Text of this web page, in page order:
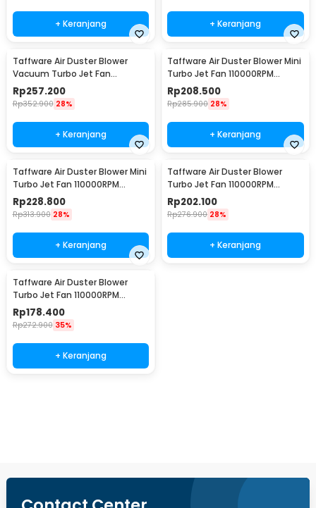
+ Keranjang + Keranjang
Taffware Air Duster Blower
Vacuum Turbo Jet Fan
130000RPM 8000Pa 184W - P30
Rp257.200
Rp352.900 28%
+ Keranjang
Taffware Air Duster Blower Mini
Turbo Jet Fan 110000RPM
4000mAh 110W Standard
Version - P70
Rp208.500
Rp285.900 28%
+ Keranjang
Taffware Air Duster Blower Mini
Turbo Jet Fan 110000RPM
4000mAh 110W Vacuum
Version - P70
Rp228.800
Rp313.900 28%
+ Keranjang
Taffware Air Duster Blower
Turbo Jet Fan 110000RPM
2000mAh 110W - Z2
Rp202.100
Rp276.900 28%
+ Keranjang
Taffware Air Duster Blower
Turbo Jet Fan 110000RPM
4000mAh 100W - Y1
Rp178.400
Rp272.900 35%
+ Keranjang